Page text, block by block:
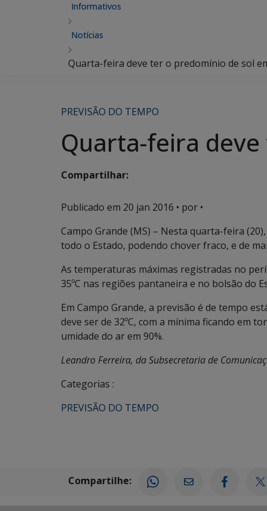
Informativos
Notícias
Quarta-feira deve ter o predomínio de sol
PREVISÃO DO TEMPO
Quarta-feira
Compartilhar:
Publicado em 20 jan 2016 • por •
Campo Grande (MS) – Nesta quarta-feira
todo o Estado, podendo chover fraco, e de
As temperaturas máximas registradas no
35ºC nas regiões pantaneira e no bolsão do
Em Campo Grande, a previsão é de tempo
deve ser de 32ºC, com a mínima ficando em
umidade do ar em 90%.
Leandro Ferreira, da Subsecretaria de
Categorias :
PREVISÃO DO TEMPO
Compartilhe: